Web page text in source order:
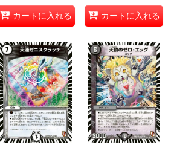
カートに入れる カートに入れる